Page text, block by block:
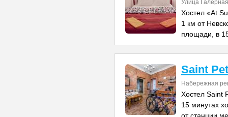
Улица
Хостел «At
1 км от
площади, в
Saint
Набережная
Хостел Saint
15 минутах